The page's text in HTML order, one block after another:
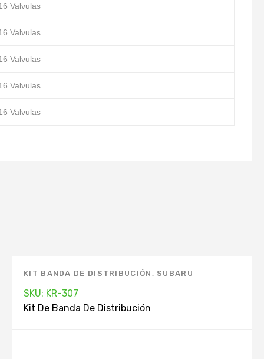
Valvulas
Valvulas
Valvulas
Valvulas
Valvulas
KIT BANDA DE DISTRIBUCIÓN , SUBARU
SKU: KR-307
Kit De Banda De Distribución